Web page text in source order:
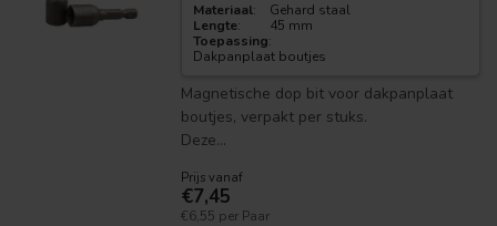
Materiaal:
Gehard staal
Lengte:
45 mm
Toepassing:
Dakpanplaat boutjes
Magnetische dop bit voor dakpanplaat
boutjes, verpakt per stuks.
Deze...
Prijs vanaf
€7,45
€6,55 per Paar